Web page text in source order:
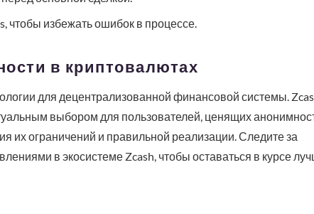
чтобы избежать ошибок в процессе.
в криптовалютах
для децентрализованной финансовой системы.
выбором для пользователей, ценящих
их ограничений и правильной реализации. Следите за
в экосистеме Zcash, чтобы оставаться в курсе